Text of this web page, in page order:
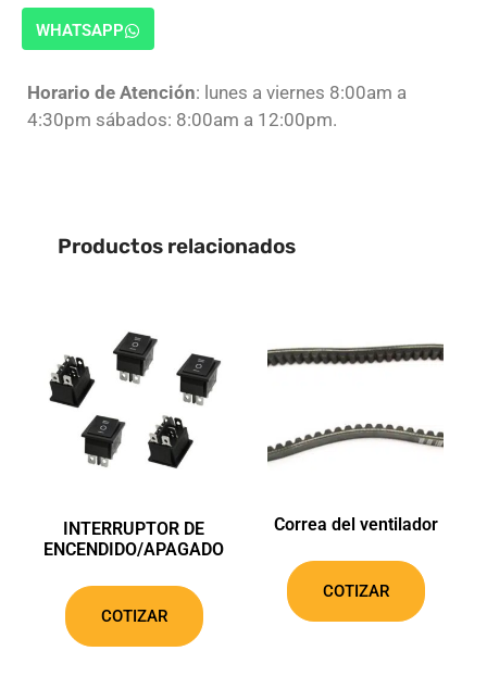
WHATSAPP
Horario de Atención: lunes a viernes 8:00am a
4:30pm sábados: 8:00am a 12:00pm.
Productos relacionados
INTERRUPTOR DE
ENCENDIDO/APAGADO
COTIZAR
Correa del ventilador
COTIZAR